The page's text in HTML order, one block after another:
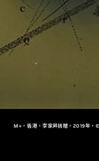
M+，香港，李家昇捐贈，2019年，